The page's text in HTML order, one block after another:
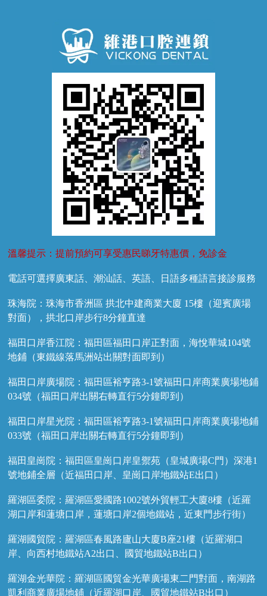
牙齦萎縮
溫馨提示：提前預約可享受惠民睇牙特惠價，免診金
電話可選擇廣東話、潮汕話、英語、日語多種語言接診服務
珠海院：珠海市香洲區 拱北中建商業大廈 15樓（迎賓廣場
對面），拱北口岸步行8分鐘直達
福田口岸香江院：福田區福田口岸正對面，海悅華城104號
地鋪（東鐵線落馬洲站出關對面即到）
福田口岸廣場院：福田區裕亨路3-1號福田口岸商業廣場地鋪
034號（福田口岸出關右轉直行5分鐘即到）
福田口岸星光院：福田區裕亨路3-1號福田口岸商業廣場地鋪
033號（福田口岸出關右轉直行5分鐘即到）
福田皇崗院：福田區皇崗口岸皇禦苑（皇城廣場C門）深港1
號地鋪全層（近福田口岸、皇崗口岸地鐵站E出口）
羅湖區委院：羅湖區愛國路1002號外貿輕工大廈8樓（近羅
湖口岸和蓮塘口岸，蓮塘口岸2個地鐵站，近東門步行街）
羅湖國貿院：羅湖區春風路廬山大廈B座21樓（近羅湖口
岸、向西村地鐵站A2出口、國貿地鐵站B出口）
羅湖金光華院：羅湖區國貿金光華廣場東二門對面，南湖路
凱利商業廣場地鋪（近羅湖口岸、國貿地鐵站B出口）